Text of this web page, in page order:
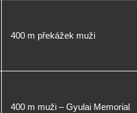
400 m překážek muži
400 m muži – Gyulai Memorial